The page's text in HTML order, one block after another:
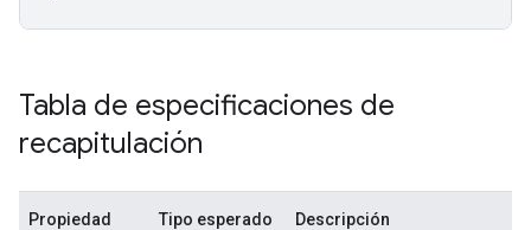
Tabla de especificaciones de
recapitulación
Propiedad Tipo esperado Descripción